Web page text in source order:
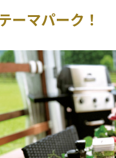
ーマパーク！